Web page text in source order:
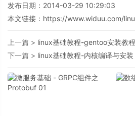
发布日期：2014-03-29 10:29:03
本文链接： https://www.widuu.com/
上一篇 > linux基础教程-gentoo安装教程
下一篇 > linux基础教程-内核编译与安装